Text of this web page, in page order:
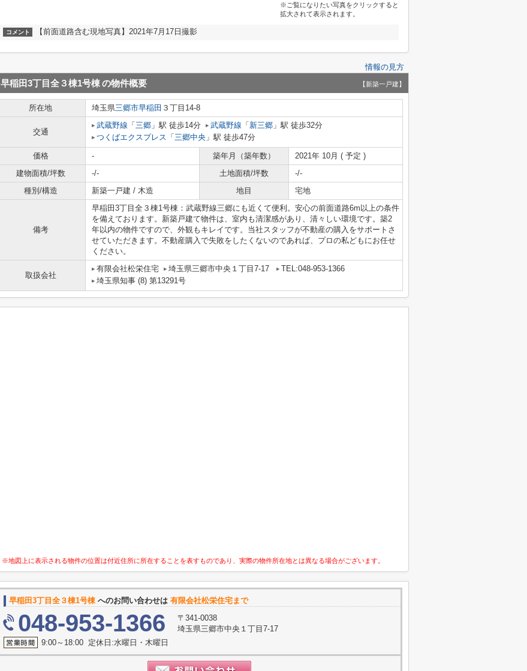
※ご覧になりたい写真をクリックすると
拡大されて表示されます。
コメント 【前面道路含む現地写真】2021年7月17日撮影
情報の見方
早稲田3丁目全３棟1号棟の物件概要 【新築一戸建】
所在地 埼玉県三郷市早稲田 ３丁目14-8
交通
武蔵野線 「 三郷 」駅 徒歩14分 武蔵野線 「 新三郷 」駅 徒歩32分
つくばエクスプレス 「 三郷中央 」駅 徒歩47分
価格 - 築年月（築年数）
2021年 10月 ( 予定 )
建物面積/坪数
-/- 土地面積/坪数
-/-
種別/構造
新築一戸建 / 木造 地目 宅地
備考
早稲田3丁目全３棟1号棟：武蔵野線三郷にも近くて便利。安心の前面道路6m以上の条件
を備えております。新築戸建て物件は、室内も清潔感があり、清々しい環境です。築2
年以内の物件ですので、外観もキレイです。当社スタッフが不動産の購入をサポートさ
せていただきます。不動産購入で失敗をしたくないのであれば、プロの私どもにお任せ
ください。
取扱会社
有限会社松栄住宅 埼玉県三郷市中央１丁目7-17
TEL:048-953-1366
埼玉県知事 (8) 第13291号
※地図上に表示される物件の位置は付近住所に所在することを表すものであり、実際の物件所在地とは異なる場合がございます。
早稲田3丁目全３棟1号棟 へのお問い合わせは 有限会社松栄住宅まで
048-953-1366
〒341-0038
埼玉県三郷市中央１丁目7-17
9:00～18:00 定休日:水曜日・木曜日